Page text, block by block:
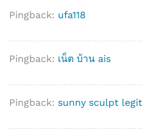
Pingback: ufa118
Pingback: เน็ต บ้าน ais
Pingback: sunny sculpt legit